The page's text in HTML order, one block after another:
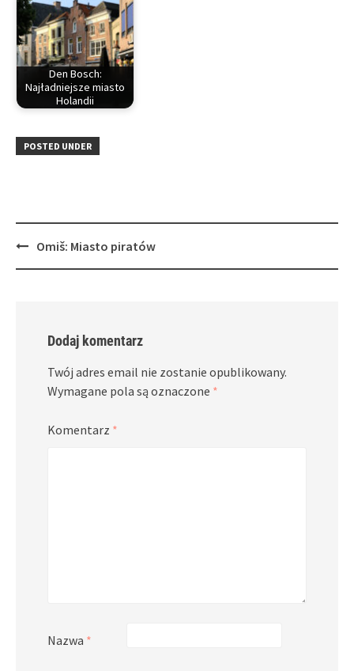
Den Bosch:
Najładniejsze miasto
Holandii
POSTED UNDER
PostOmiš: Miasto piratów
Dodaj komentarz
Twój adres email nie zostanie opublikowany.
Wymagane pola są oznaczone *
Komentarz *
Nazwa *